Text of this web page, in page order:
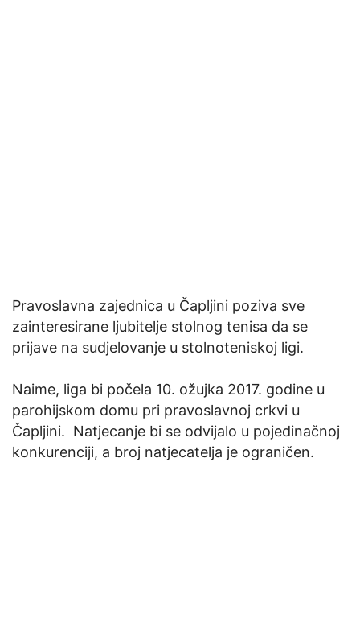
Pravoslavna zajednica u Čapljini poziva sve
zainteresirane ljubitelje stolnog tenisa da se
prijave na sudjelovanje u stolnoteniskoj ligi.
Naime, liga bi počela 10. ožujka 2017. godine u
parohijskom domu pri pravoslavnoj crkvi u
Čapljini. Natjecanje bi se odvijalo u pojedinačnoj
konkurenciji, a broj natjecatelja je ograničen.